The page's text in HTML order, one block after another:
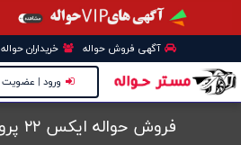
آگهی فروش حواله خریداران حواله
ورود | عضویت
فروش حواله ایکس ۲۲ پرو‌‌‌ دنده در شيراز